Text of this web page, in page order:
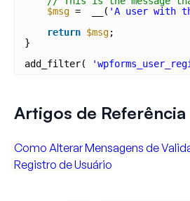
$msg =  __( 'A user with
return $msg;
}
add_filter(
Artigos de Referência
Como Alterar Mensagens de
Registro de Usuário